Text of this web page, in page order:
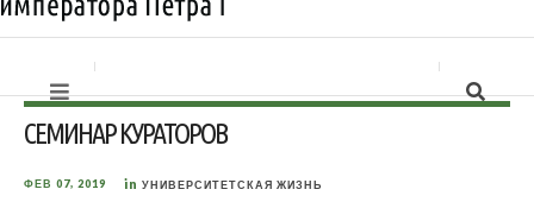
СЕМИНАР КУРАТОРОВ
ФЕВ 07, 2019 in УНИВЕРСИТЕТСКАЯ ЖИЗНЬ